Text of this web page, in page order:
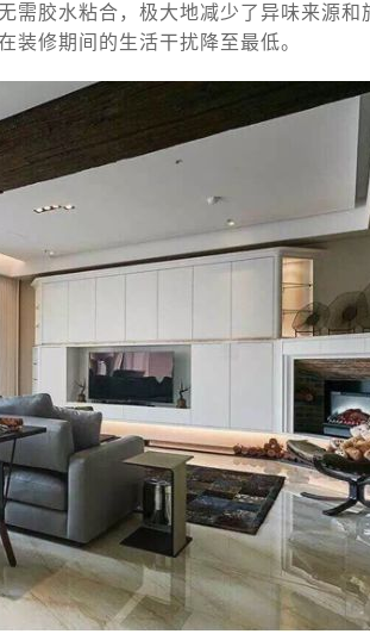
需胶水粘合，极大地减少了异味来源和
装修期间的生活干扰降至最低。